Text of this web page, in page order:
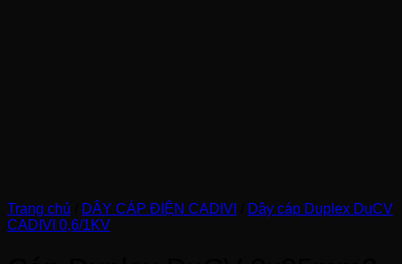
Trang chủ DÂY CÁP ĐIỆN CADIVI
Dây cáp Duplex DuCV
CADIVI 0,6/1KV